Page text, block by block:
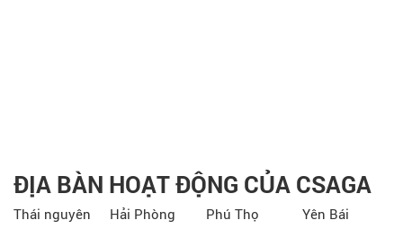
ĐỊA BÀN HOẠT ĐỘNG CỦA CSAGA
Thái nguyên Hải Phòng Phú Thọ
Yên Bái